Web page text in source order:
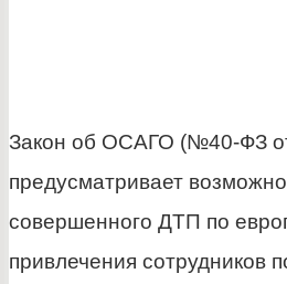
Закон об ОСАГО (№40-ФЗ
предусматривает
совершенного ДТП по
привлечения сотрудников